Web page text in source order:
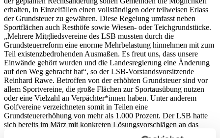
erhalten, in Einzelfällen einen vollständigen oder teilweisen Erlass
der Grundsteuer zu gewähren. Diese Regelung umfasst neben
Sportflächen auch Resthöfe sowie Wiesen- oder Teichgrundstücke.
„Mehrere Mitgliedsvereine des LSB mussten durch die
Grundsteuerreform eine enorme Mehrbelastung hinnehmen mit zum
Teil existenzbedrohenden Ausmaßen. Es freut uns, dass unsere
Einwände gehört wurden und die Landesregierung eine Änderung
auf den Weg gebracht hat“, so der LSB-Vorstandsvorsitzende
Reinhard Rawe. Betroffen von der erhöhten Grundsteuer sind vor
allem Sportvereine, die große Flächen zur Sportausübung nutzen
oder eine Vielzahl an Verpächter*innen haben. Unter anderem
Golfvereine verzeichneten somit in Teilen eine
Grundsteuererhöhung von mehr als 1.000 Prozent. Der LSB hatte
sich bereits im März mit konkreten Lösungsvorschlägen an das
Niedersächsische Finanzministerium gewandt, um die Vereine zu